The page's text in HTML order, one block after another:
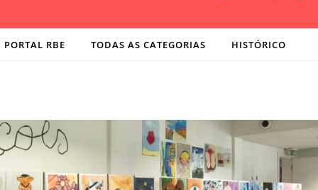
PORTAL RBE TODAS AS CATEGORIAS HISTÓRICO